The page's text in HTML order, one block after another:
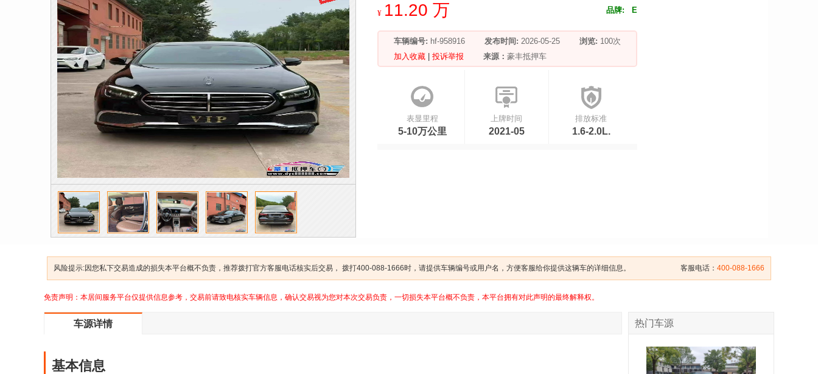
¥ 11.20 万 品牌: E
车辆编号: hf-958916 发布时间: 2026-05-25 浏览: 100次
加入收藏
投诉举报 来源： 豪丰抵押车
表显里程
5-10万公里
上牌时间
2021-05
排放标准
1.6-2.0L.
客服电话： 400-088-1666
风险提示:因您私下交易造成的损失本平台概不负责，推荐拨打官方客服电话核实后交易， 拨打400-088-1666时，请提供车辆编号或用户名，方便客服给你提供这辆车的详细信息。
免责声明：本居间服务平台仅提供信息参考，交易前请致电核实车辆信息，确认交易视为您对本次交易负责，一切损失本平台概不负责，本平台拥有对此声明的最终解释权。
车源详情
基本信息
热门车源